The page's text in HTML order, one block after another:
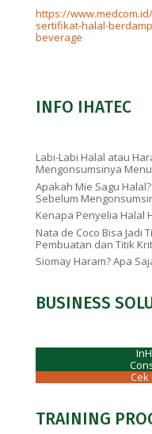
https://
sertifikat-halal-
beverage
INFO IHATEC
Labi-Labi Halal atau
Mengonsumsinya
Apakah Mie Sagu
Sebelum
Kenapa Penyelia Halal
Nata de Coco Bisa Jadi
Pembuatan dan Titik
Siomay Haram? Apa
BUSINESS
Cek
TRAINING